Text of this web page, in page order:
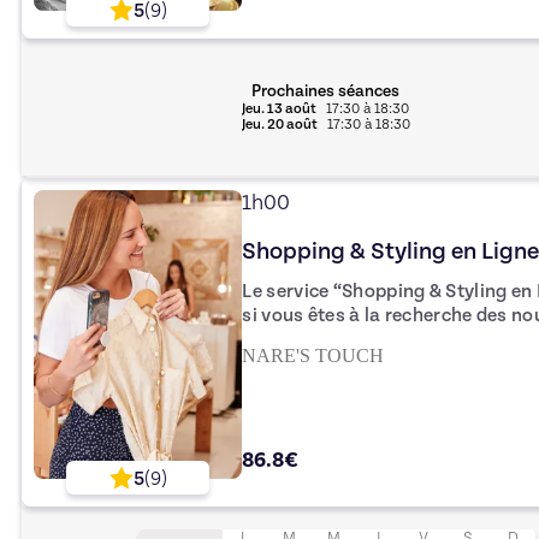
5(9)
Prochaines séances
Jeu.13 août 17:30à18:30
Jeu.20 août 17:30à18:30
5(9)
1h00
Shopping & Styling en Ligne
Le service “Shopping & Styling
si vous êtes à la recherche des
que soient vos besoins
NARE'S TOUCH
86.8€